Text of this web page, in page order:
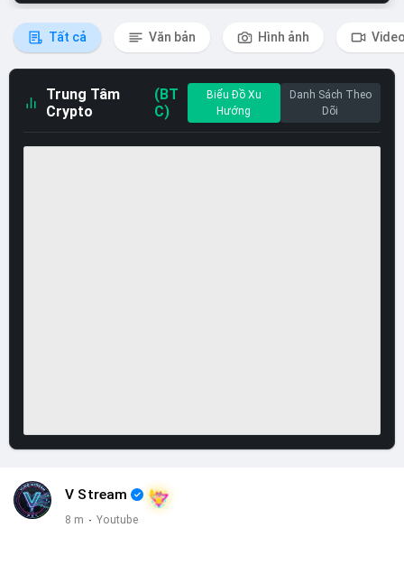
Tất cả Văn bản Hình ảnh
Trung Tâm
Crypto
(BT
C)
Biểu Đồ Xu
Hướng
Danh Sách Theo
Dõi
V Stream
8 m · Youtube